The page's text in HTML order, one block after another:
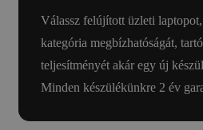
Válassz felújított üzleti
kategória megbízhatóságát,
teljesítményét akár egy új
Minden készülékünkre 2 év